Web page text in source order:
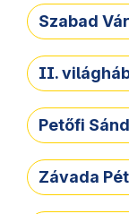
Szabad
II.
Petőfi
Závada